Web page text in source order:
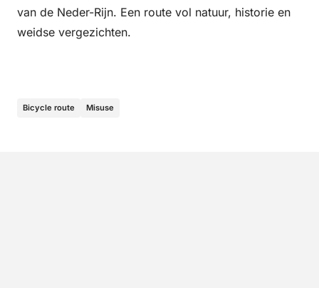
van de Neder-Rijn. Een route vol natuur, historie en
weidse vergezichten.
Bicycle route Misuse